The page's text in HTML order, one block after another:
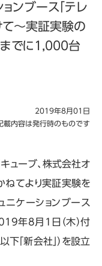
ンブース「テレ
て～実証実験の
でに1,000台
2019年8月01日
載内容は発行時のものです
ューブ、株式会社オ
ねてより実証実験を
ニケーションブース
年8月1日（木）付
下「新会社」）を設立